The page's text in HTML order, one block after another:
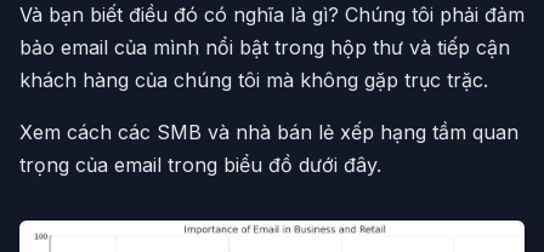
Và bạn biết điều đó có nghĩa là gì? Chúng tôi phải đảm
bảo email của mình nổi bật trong hộp thư và tiếp cận
khách hàng của chúng tôi mà không gặp trục trặc.
Xem cách các SMB và nhà bán lẻ xếp hạng tầm quan
trọng của email trong biểu đồ dưới đây.